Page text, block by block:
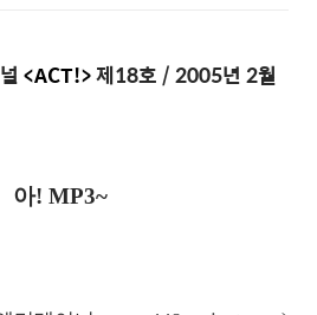
<ACT!>제18호 / 2005년 2월
아! MP3~